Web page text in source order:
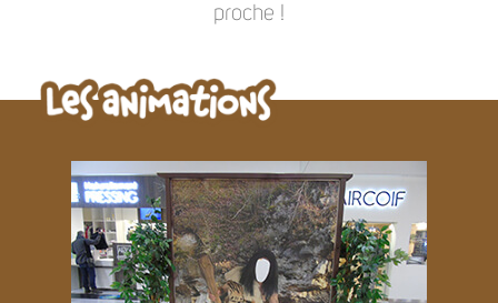
proche !